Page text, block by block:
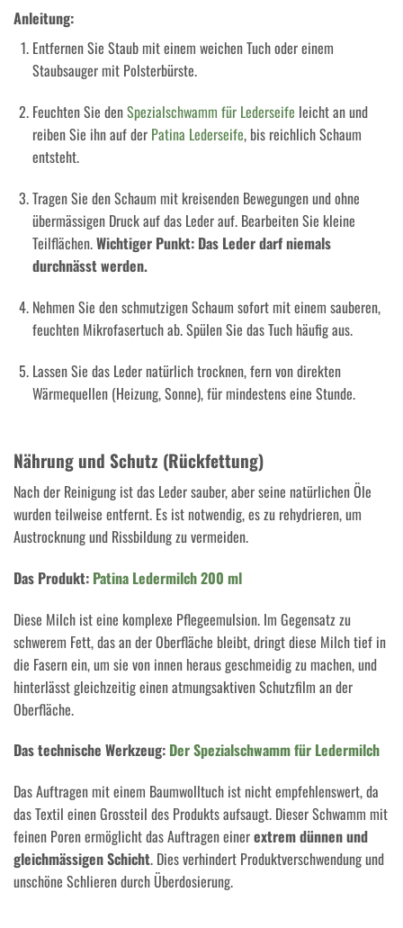
Anleitung:
Entfernen Sie Staub mit einem weichen Tuch oder einem
Staubsauger mit Polsterbürste.
Feuchten Sie denSpezialschwamm für Lederseife leicht an und
reiben Sie ihn auf der Patina Lederseife, bis reichlich Schaum
entsteht.
Tragen Sie den Schaum mit kreisenden Bewegungen und ohne
übermässigen Druck auf das Leder auf. Bearbeiten Sie kleine
Teilflächen.Wichtiger Punkt: Das Leder darf niemals
durchnässt werden.
Nehmen Sie den schmutzigen Schaum sofort mit einem sauberen,
feuchten Mikrofasertuch ab. Spülen Sie das Tuch häufig aus.
Lassen Sie das Leder natürlich trocknen, fern von direkten
Wärmequellen (Heizung, Sonne), für mindestens eine Stunde.
Nährung und Schutz (Rückfettung)
Nach der Reinigung ist das Leder sauber, aber seine natürlichen Öle
wurden teilweise entfernt. Es ist notwendig, es zu rehydrieren, um
Austrocknung und Rissbildung zu vermeiden.
Das Produkt: Patina Ledermilch 200 ml
Diese Milch ist eine komplexe Pflegeemulsion. Im Gegensatz zu
schwerem Fett, das an der Oberfläche bleibt, dringt diese Milch tief in
die Fasern ein, um sie von innen heraus geschmeidig zu machen, und
hinterlässt gleichzeitig einen atmungsaktiven Schutzfilm an der
Oberfläche.
Das technische Werkzeug: Der Spezialschwamm für Ledermilch
Das Auftragen mit einem Baumwolltuch ist nicht empfehlenswert, da
das Textil einen Grossteil des Produkts aufsaugt. Dieser Schwamm mit
feinen Poren ermöglicht das Auftragen einerextrem dünnen und
gleichmässigen Schicht. Dies verhindert Produktverschwendung und
unschöne Schlieren durch Überdosierung.